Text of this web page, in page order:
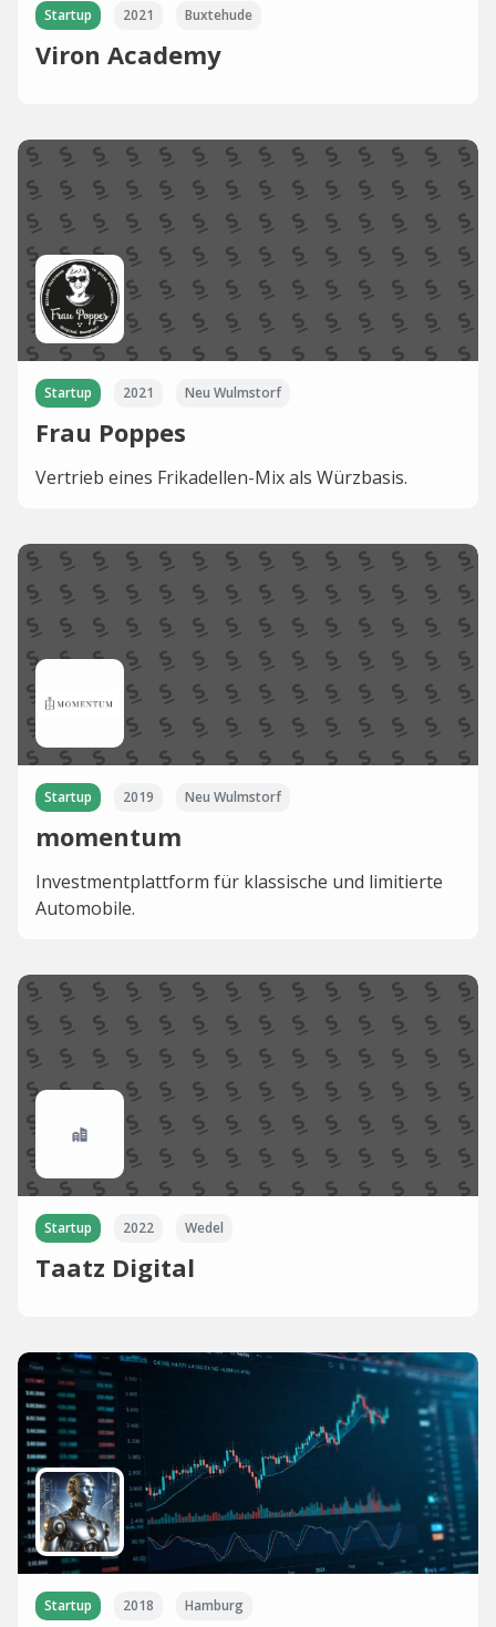
Startup 2021 Buxtehude
Viron Academy
Startup 2021 Neu Wulmstorf
Frau Poppes
Vertrieb eines Frikadellen-Mix als Würzbasis.
Startup 2019 Neu Wulmstorf
momentum
Investmentplattform für klassische und limitierte
Automobile.
Startup 2022 Wedel
Taatz Digital
Startup 2018 Hamburg